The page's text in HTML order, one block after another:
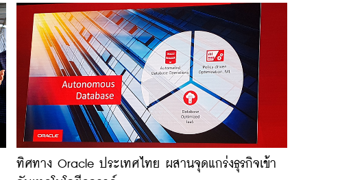
ทิศทาง Oracle ประเทศไทย ผสานจุดแกร่งธุรกิจเข้า